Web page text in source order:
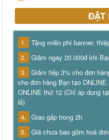
ĐẶT
1. Tặng miễn phí banner,
2. Giảm ngay 20.000đ khi
3. Giảm tiếp 3% cho đơn
cho đơn hàng Bạn tạo
ONLINE thứ 12 (Chỉ áp dụng
lễ)
4. Giao gấp trong 2h
5. Giá chưa bao gồm hoá